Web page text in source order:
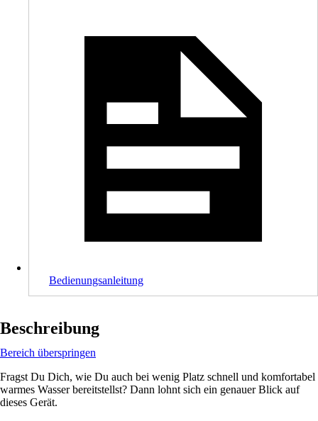
Bedienungsanleitung
Beschreibung
Bereich überspringen
Fragst Du Dich, wie Du auch bei wenig Platz schnell und komfortabel
warmes Wasser bereitstellst? Dann lohnt sich ein genauer Blick auf
dieses Gerät.